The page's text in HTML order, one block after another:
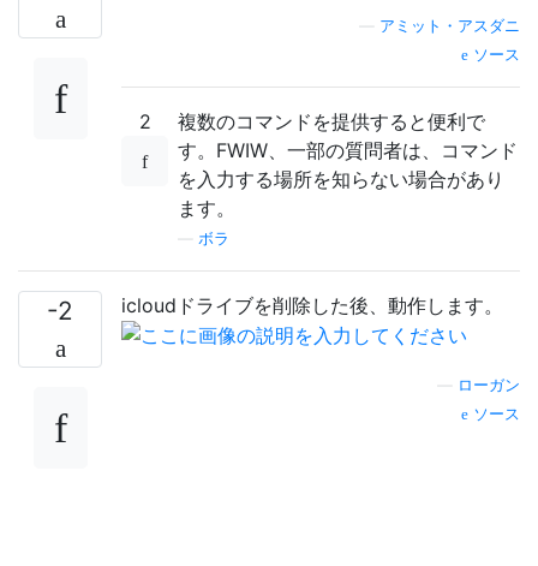
アミット・アスダニ
ソース
2
複数のコマンドを提供すると便利で
す。FWIW、一部の質問者は、コマンド
を入力する場所を知らない場合があり
ます。
ボラ
-2 icloudドライブを削除した後、動作します。
ローガン
ソース